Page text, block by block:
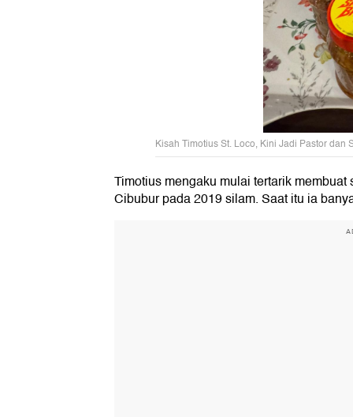
Kisah Timotius St. Loco, Kini Jadi Pastor
Timotius mengaku mulai tertarik
Cibubur pada 2019 silam. Saat itu ia